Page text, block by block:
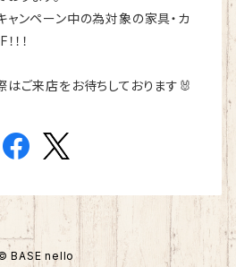
ャンペーン中の為対象の家具・カ
！！
はご来店をお待ちしております🐰
BASE nello